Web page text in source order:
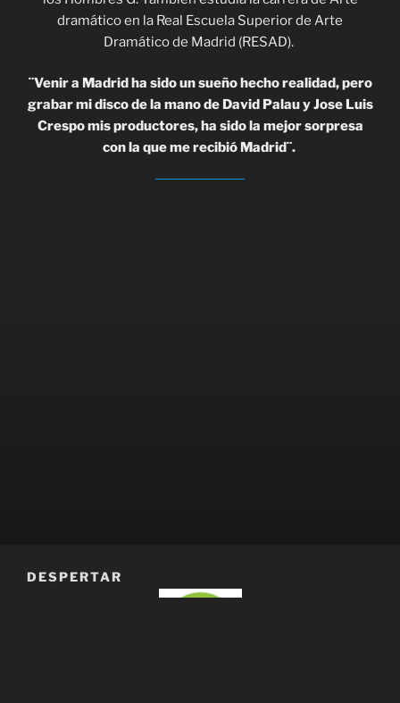
dramático en la Real Escuela Superior de Arte
Dramático de Madrid (RESAD).
¨Venir a Madrid ha sido un sueño hecho realidad, pero
grabar mi disco de la mano de David Palau y Jose Luis
Crespo mis productores, ha sido la mejor sorpresa
con la que me recibió Madrid¨.
DESPERTAR